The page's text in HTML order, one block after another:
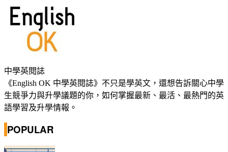
中學英閱誌
《English OK 中學英閱誌》不只是學英文，還想告訴關心中學
生競爭力與升學議題的你，如何掌握最新、最活、最熱門的英
語學習及升學情報。
POPULAR